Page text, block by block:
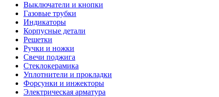
Выключатели и кнопки
Газовые трубки
Индикаторы
Корпусные детали
Решетки
Ручки и ножки
Свечи поджига
Стеклокерамика
Уплотнители и прокладки
Форсунки и инжекторы
Электрическая арматура